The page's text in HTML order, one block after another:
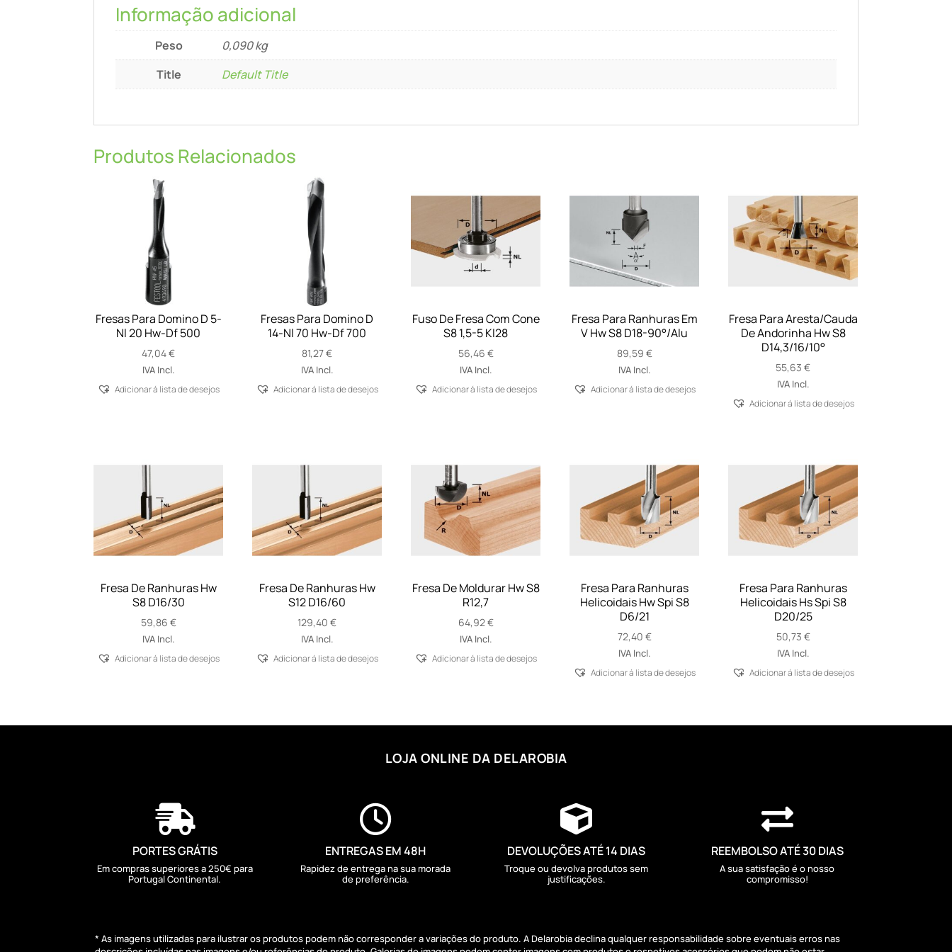
Informação adicional
Peso
0,090 kg
Title
Default Title
Produtos Relacionados
Fresas Para Domino D 5-
Nl 20 Hw-Df 500
47,04€
IVA Incl.
Adicionar á lista de desejos
Fresas Para Domino D
14-Nl 70 Hw-Df 700
81,27€
IVA Incl.
Adicionar á lista de desejos
Fuso De Fresa Com Cone
S8 1,5-5 Kl28
56,46 €
IVA Incl.
Adicionar á lista de desejos
Fresa Para Ranhuras Em
V Hw S8 D18-90°/Alu
89,59 €
IVA Incl.
Adicionar á lista de desejos
Fresa Para Aresta/Cauda
De Andorinha Hw S8
D14,3/16/10°
55,63€
IVA Incl.
Adicionar á lista de desejos
Fresa De Ranhuras Hw
S8 D16/30
59,86 €
IVA Incl.
Adicionar á lista de desejos
Fresa De Ranhuras Hw
S12 D16/60
129,40€
IVA Incl.
Adicionar á lista de desejos
Fresa De Moldurar Hw S8
R12,7
64,92€
IVA Incl.
Adicionar á lista de desejos
Fresa Para Ranhuras
Helicoidais Hw Spi S8
D6/21
72,40 €
IVA Incl.
Adicionar á lista de desejos
Fresa Para Ranhuras
Helicoidais Hs Spi S8
D20/25
50,73 €
IVA Incl.
Adicionar á lista de desejos
LOJA ONLINE DA DELAROBIA

PORTES GRÁTIS
Em compras superiores a 250€ para
Portugal Continental.

ENTREGAS EM 48H
Rapidez de entrega na sua morada
de preferência.

DEVOLUÇÕES ATÉ 14 DIAS
Troque ou devolva produtos sem
justificações.

REEMBOLSO ATÉ 30 DIAS
A sua satisfação é o nosso
compromisso!
* As imagens utilizadas para ilustrar os produtos podem não corresponder a variações do produto. A Delarobia declina qualquer responsabilidade sobre eventuais erros nas